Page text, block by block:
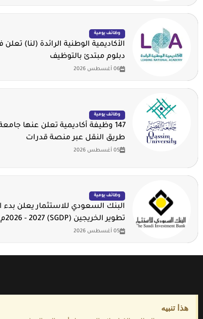
وظائف يومية
الأكاديمية الوطنية الرائدة (لنا)
دبلوم مبتدئ بالتوظيف
06 أغسطس 2026
وظائف يومية
147 وظيفة أكاديمية تعلن عنها
طريق النقل عبر منصة قدرات
05 أغسطس 2026
وظائف يومية
البنك السعودي للاستثمار يعلن بدء
تطوير الخريجين (SGDP) 2026 - 2027م
05 أغسطس 2026
هذا تنبيه